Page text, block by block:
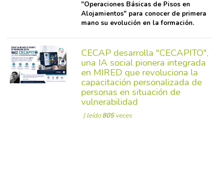
"Operaciones Básicas de Pisos en
Alojamientos" para conocer de primera
mano su evolución en la formación.
CECAP desarrolla "CECAPITO",
una IA social pionera integrada
en MIRED que revoluciona la
capacitación personalizada de
personas en situación de
vulnerabilidad
| leído805veces